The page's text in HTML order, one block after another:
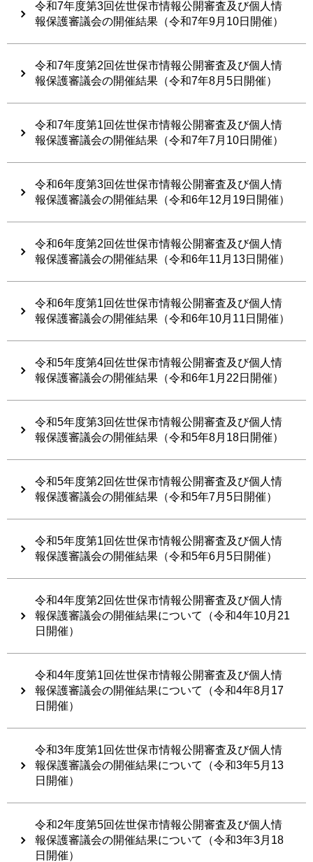
令和7年度第3回佐世保市情報公開審査及び個人情
報保護審議会の開催結果（令和7年9月10日開催）
令和7年度第2回佐世保市情報公開審査及び個人情
報保護審議会の開催結果（令和7年8月5日開催）
令和7年度第1回佐世保市情報公開審査及び個人情
報保護審議会の開催結果（令和7年7月10日開催）
令和6年度第3回佐世保市情報公開審査及び個人情
報保護審議会の開催結果（令和6年12月19日開催）
令和6年度第2回佐世保市情報公開審査及び個人情
報保護審議会の開催結果（令和6年11月13日開催）
令和6年度第1回佐世保市情報公開審査及び個人情
報保護審議会の開催結果（令和6年10月11日開催）
令和5年度第4回佐世保市情報公開審査及び個人情
報保護審議会の開催結果（令和6年1月22日開催）
令和5年度第3回佐世保市情報公開審査及び個人情
報保護審議会の開催結果（令和5年8月18日開催）
令和5年度第2回佐世保市情報公開審査及び個人情
報保護審議会の開催結果（令和5年7月5日開催）
令和5年度第1回佐世保市情報公開審査及び個人情
報保護審議会の開催結果（令和5年6月5日開催）
令和4年度第2回佐世保市情報公開審査及び個人情
報保護審議会の開催結果について（令和4年10月21
日開催）
令和4年度第1回佐世保市情報公開審査及び個人情
報保護審議会の開催結果について（令和4年8月17
日開催）
令和3年度第1回佐世保市情報公開審査及び個人情
報保護審議会の開催結果について（令和3年5月13
日開催）
令和2年度第5回佐世保市情報公開審査及び個人情
報保護審議会の開催結果について（令和3年3月18
日開催）